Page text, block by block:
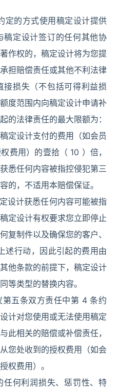
的方式使用稿定设计提供
稿定设计签订的任何其他协
作权的，稿定设计将为您提
担赔偿责任或其他不利法律
接损失（不包括可得利益损
度范围内向稿定设计申请补
的法律责任的最大限额为：
定设计支付的费用（如会员
费用）的壹拾（ 10 ）倍，
悉任何内容被指控侵犯第三
的，不适用本赔偿保证。
设计获悉任何内容可能被指
定设计有权要求您立即停止
复制件以及确保您的客户、
述行动，因此引起的费用由
他条款的前提下，稿定设计
等类型的替换内容。
五条双方责任中第 4 条约
计对您使用或无法使用稿定
此相关的赔偿或补偿责任，
您处收到的授权费用（如会
权费用）。
何利润损失、惩罚性、特